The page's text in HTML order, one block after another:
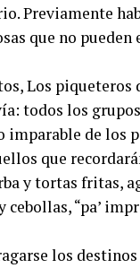
Previamente
que no pueden
Los piqueteros
todos los
de los
que
y tortas fritas,
“pa’
los